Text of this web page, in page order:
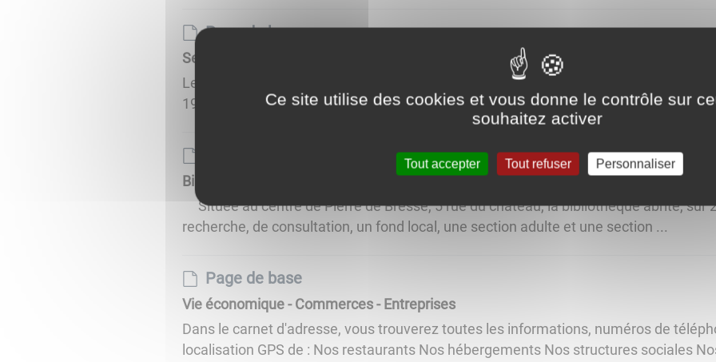
Page de base
Services aux personnes âgées
Le portage de repas à domicile La Communauté de Communes Bresse Nord
1996, un service de portage de repas à domicile à destination de personnes qui
Bibliothèque Intercommunale
Située au centre de Pierre de Bresse, 5 rue du château, la bibliothèque abrite, sur
recherche, de consultation, un fond local, une section adulte et une section ...
Page de base
Vie économique - Commerces - Entreprises
Dans le carnet d'adresse, vous trouverez toutes les informations, numéros de
localisation GPS de : Nos restaurants Nos hébergements Nos structures sociales
Ce site utilise des cookies et vous donne le contrôle sur
souhaitez activer
Tout accepter Tout refuser Personnaliser